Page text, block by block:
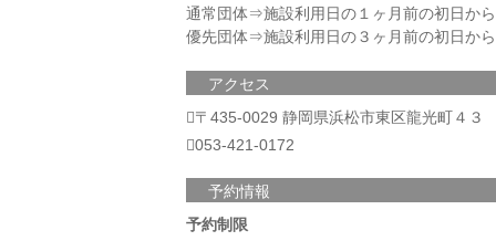
通常団体⇒施設利用日の１ヶ月前の初日から
優先団体⇒施設利用日の３ヶ月前の初日から
アクセス
〒435-0029 静岡県浜松市東区龍光町４３
053-421-0172
予約情報
予約制限